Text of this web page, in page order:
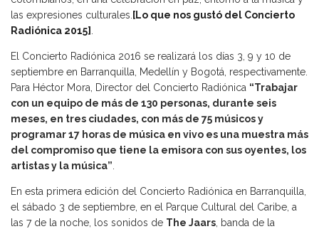
las expresiones culturales. [Lo que nos gustó del Concierto
Radiónica 2015]
El Concierto Radiónica 2016 se realizará los días 3, 9 y 10 de
septiembre en Barranquilla, Medellín y Bogotá, respectivamente.
Para Héctor Mora, Director del Concierto Radiónica “Trabajar
con un equipo de más de 130 personas, durante seis
meses, en tres ciudades, con más de 75 músicos y
programar 17 horas de música en vivo es una muestra más
del compromiso que tiene la emisora con sus oyentes, los
artistas y la música”
En esta primera edición del Concierto Radiónica en Barranquilla,
el sábado 3 de septiembre, en el Parque Cultural del Caribe, a
las 7 de la noche, los sonidos de The Jaars , banda de la